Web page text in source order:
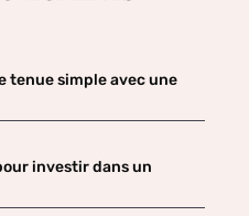
tenue simple avec une
investir dans un